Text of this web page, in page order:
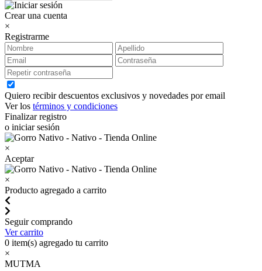
Crear una cuenta
×
Registrarme
Quiero recibir descuentos exclusivos y novedades por email
Ver los términos y condiciones
Finalizar registro
o iniciar sesión
×
Aceptar
×
Producto agregado a carrito
Seguir comprando
Ver carrito
0 item(s) agregado tu carrito
×
MUTMA